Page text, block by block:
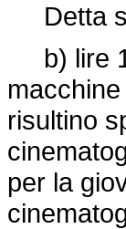
Detta
b) lire
risultino
per la